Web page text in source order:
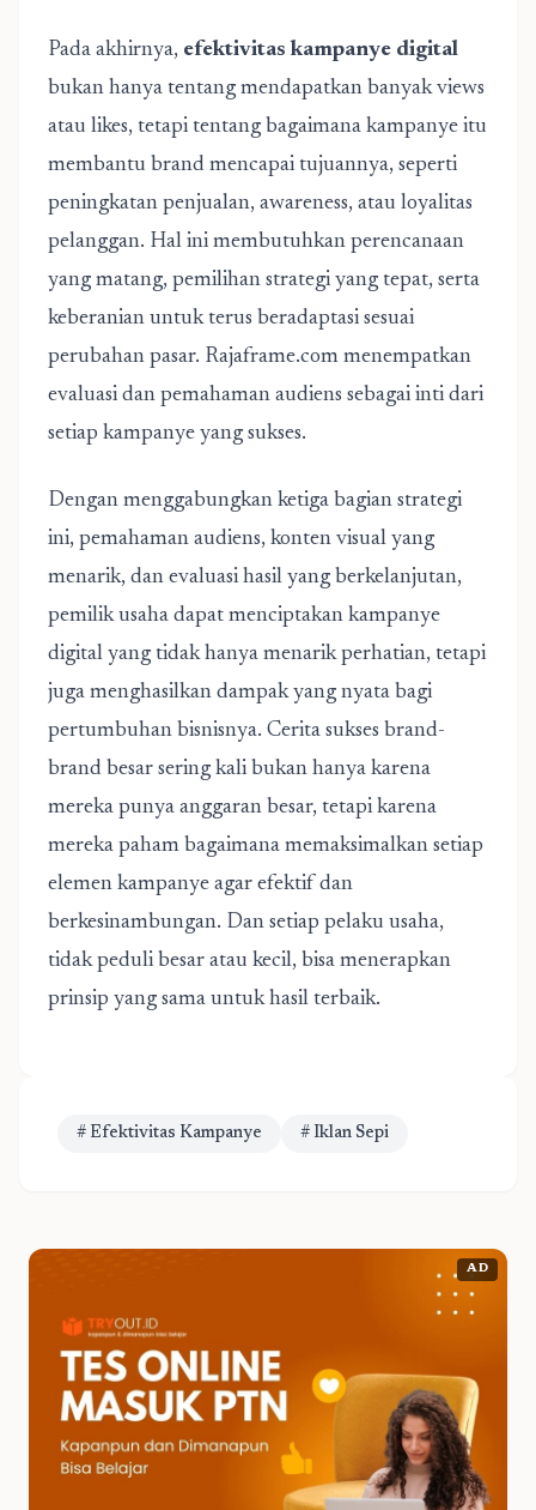
Pada akhirnya, efektivitas kampanye digital
bukan hanya tentang mendapatkan banyak views
atau likes, tetapi tentang bagaimana kampanye itu
membantu brand mencapai tujuannya, seperti
peningkatan penjualan, awareness, atau loyalitas
pelanggan. Hal ini membutuhkan perencanaan
yang matang, pemilihan strategi yang tepat, serta
keberanian untuk terus beradaptasi sesuai
perubahan pasar. Rajaframe.com menempatkan
evaluasi dan pemahaman audiens sebagai inti dari
setiap kampanye yang sukses.
Dengan menggabungkan ketiga bagian strategi
ini, pemahaman audiens, konten visual yang
menarik, dan evaluasi hasil yang berkelanjutan,
pemilik usaha dapat menciptakan kampanye
digital yang tidak hanya menarik perhatian, tetapi
juga menghasilkan dampak yang nyata bagi
pertumbuhan bisnisnya. Cerita sukses brand-
brand besar sering kali bukan hanya karena
mereka punya anggaran besar, tetapi karena
mereka paham bagaimana memaksimalkan setiap
elemen kampanye agar efektif dan
berkesinambungan. Dan setiap pelaku usaha,
tidak peduli besar atau kecil, bisa menerapkan
prinsip yang sama untuk hasil terbaik.
# Efektivitas Kampanye # Iklan Sepi
AD